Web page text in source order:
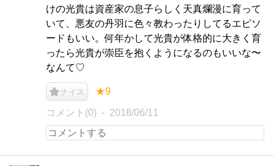
けの光貴は資産家の息子らしく天真爛漫に育って
いて、悪友の丹羽に色々教わったりしてるエピソ
ードもいい。何年かして光貴が体格的に大きく育
ったら光貴が崇臣を抱くようになるのもいいな〜
なんて♡
ナイス ★9
コメント(0) 2018/06/11